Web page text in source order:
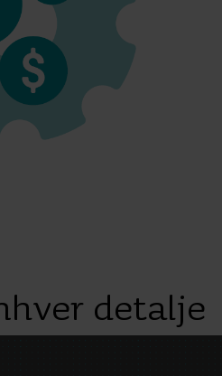
detalje